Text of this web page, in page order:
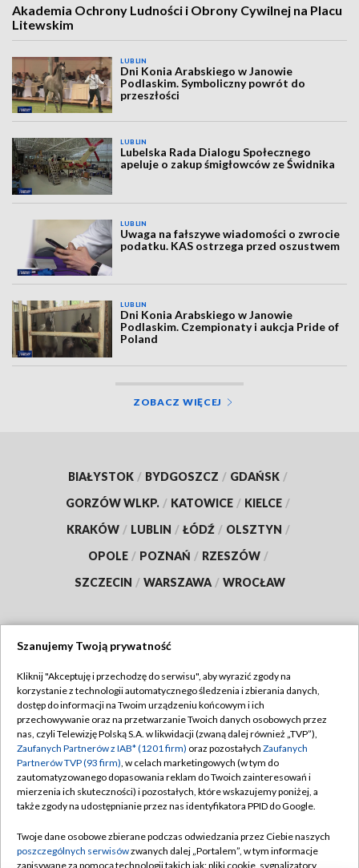
Akademia Ochrony Ludności i Obrony Cywilnej na Placu
Litewskim
LUBLIN
Dni Konia Arabskiego w Janowie
Podlaskim. Symboliczny powrót do
przeszłości
LUBLIN
Lubelska Rada Dialogu Społecznego
apeluje o zakup śmigłowców ze Świdnika
LUBLIN
Uwaga na fałszywe wiadomości o zwrocie
podatku. KAS ostrzega przed oszustwem
LUBLIN
Dni Konia Arabskiego w Janowie
Podlaskim. Czempionaty i aukcja Pride of
Poland
ZOBACZ WIĘCEJ
BIAŁYSTOK / BYDGOSZCZ / GDAŃSK /
GORZÓW WLKP. / KATOWICE / KIELCE /
KRAKÓW / LUBLIN / ŁÓDŹ / OLSZTYN /
OPOLE / POZNAŃ / RZESZÓW /
SZCZECIN / WARSZAWA / WROCŁAW
TVP
Abonament TVP
Emisja w TVP
Centrum informacji TVP
Naziemna Telewizja Cyfrowa
Rada Programowa
Regulamin TVP
Polityka prywatności
Moje zgody
Pomoc
Kontakt
Szanujemy Twoją prywatność
Kliknij "Akceptuję i przechodzę do serwisu", aby wyrazić zgody na
korzystanie z technologii automatycznego śledzenia i zbierania danych,
dostęp do informacji na Twoim urządzeniu końcowym i ich
przechowywanie oraz na przetwarzanie Twoich danych osobowych przez
nas, czyli Telewizję Polską S.A. w likwidacji (zwaną dalej również „TVP”),
Zaufanych Partnerów z IAB* (1201 firm) oraz pozostałych Zaufanych
Partnerów TVP (93 firm), w celach marketingowych (w tym do
zautomatyzowanego dopasowania reklam do Twoich zainteresowań i
mierzenia ich skuteczności) i pozostałych, które wskazujemy poniżej, a
także zgody na udostępnianie przez nas identyfikatora PPID do Google.
Twoje dane osobowe zbierane podczas odwiedzania przez Ciebie naszych
poszczególnych serwisówzwanych dalej „Portalem”, w tym informacje
zapisywane za pomocą technologii takich jak: pliki cookie, sygnalizatory